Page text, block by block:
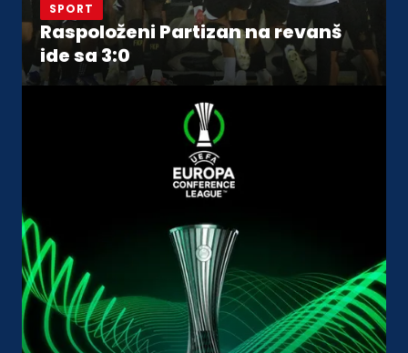
SPORT
Raspoloženi Partizan na revanš
ide sa 3:0